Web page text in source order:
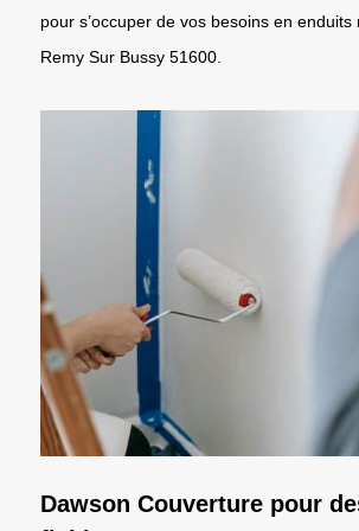
pour s’occuper de vos besoins en
Remy Sur Bussy 51600.
Dawson Couverture pour